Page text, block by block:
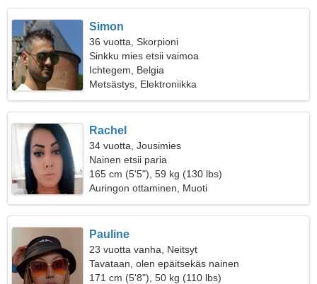
Simon
36 vuotta, Skorpioni
Sinkku mies etsii vaimoa
Ichtegem, Belgia
Metsästys, Elektroniikka
Rachel
34 vuotta, Jousimies
Nainen etsii paria
165 cm (5'5"), 59 kg (130 lbs)
Auringon ottaminen, Muoti
Pauline
23 vuotta vanha, Neitsyt
Tavataan, olen epäitsekäs nainen
171 cm (5'8"), 50 kg (110 lbs)